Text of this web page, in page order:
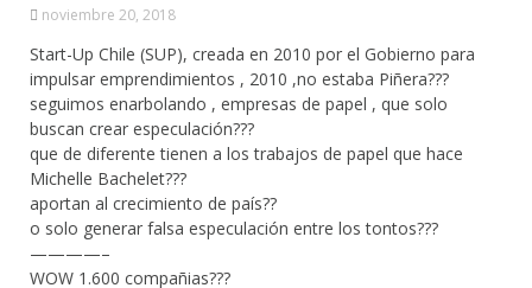
noviembre 20, 2018
Start-Up Chile (SUP), creada en 2010 por el Gobierno para
impulsar emprendimientos , 2010 ,no estaba Piñera???
seguimos enarbolando , empresas de papel , que solo
buscan crear especulación???
que de diferente tienen a los trabajos de papel que hace
Michelle Bachelet???
aportan al crecimiento de país??
o solo generar falsa especulación entre los tontos???
————–
WOW 1.600 compañias???